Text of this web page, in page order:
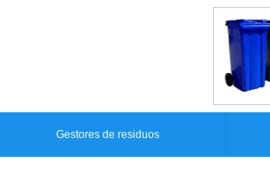
Gestores de residuos